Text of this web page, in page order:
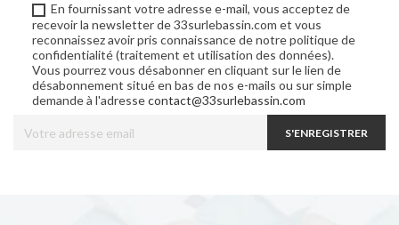
En fournissant votre adresse e-mail, vous acceptez de
recevoir la newsletter de 33surlebassin.com et vous
reconnaissez avoir pris connaissance de notre politique de
confidentialité (traitement et utilisation des données).
Vous pourrez vous désabonner en cliquant sur le lien de
désabonnement situé en bas de nos e-mails ou sur simple
demande à l'adressecontact@33surlebassin.com
S'ENREGISTRER